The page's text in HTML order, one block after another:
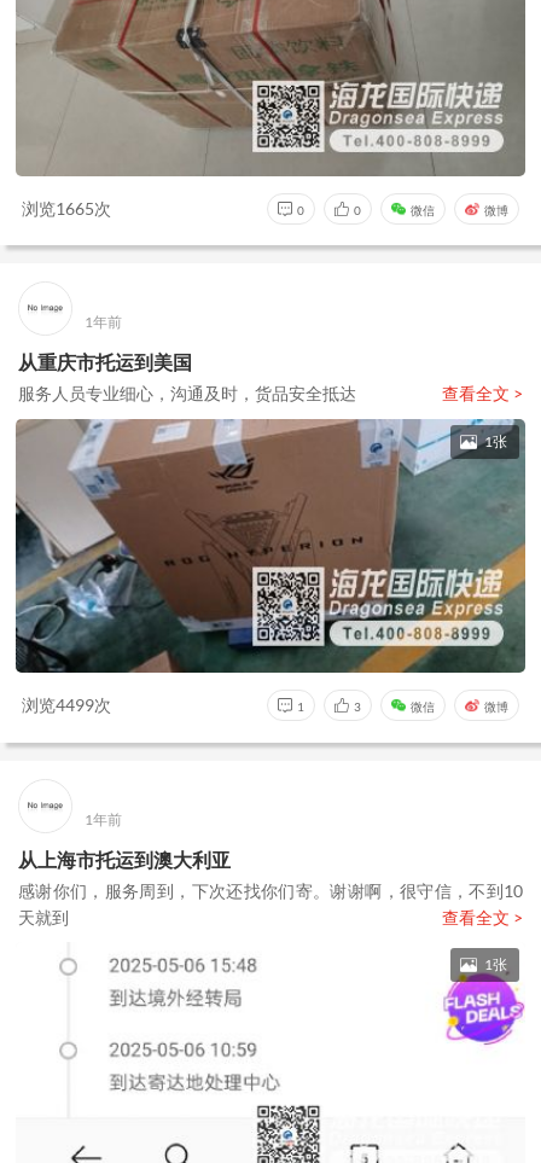
浏览1665次 0 0 微信 微博
1年前
从重庆市托运到美国
服务人员专业细心，沟通及时，货品安全抵达 查看全文 >
1张
浏览4499次 1 3 微信 微博
1年前
从上海市托运到澳大利亚
感谢你们，服务周到，下次还找你们寄。谢谢啊，很守信，不到10
天就到
查看全文 >
1张